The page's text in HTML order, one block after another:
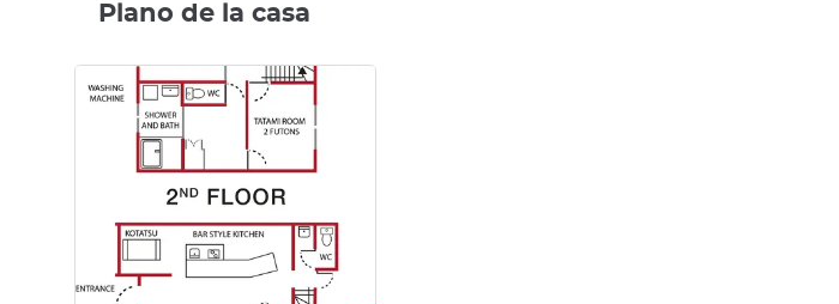
Plano de la casa